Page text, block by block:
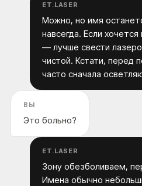
ET.LASER
Можно, но имя
навсегда. Если
— лучше свести
чистой. Кстати, перед
часто сначала
ВЫ
Это больно?
ET.LASER
Зону обезболиваем,
Имена обычно